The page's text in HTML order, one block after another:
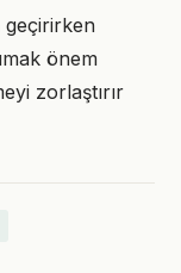
önem
zorlaştırır